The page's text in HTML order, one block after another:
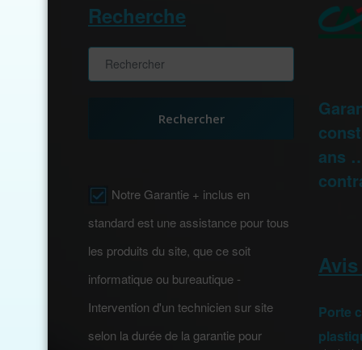
Recherche
Rechercher
Notre Garantie + inclus en
standard est une assistance pour tous
les produits du site, que ce soit
informatique ou bureautique -
Intervention d'un technicien sur site
selon la durée de la garantie pour
ans
Porte